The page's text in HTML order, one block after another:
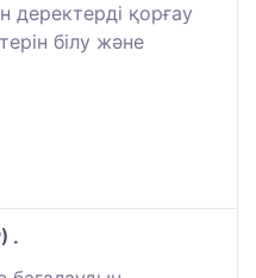
қорғау
білу және
.